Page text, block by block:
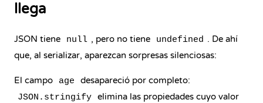
llega
JSON tiene null , pero no tiene undefined . De ahí
que, al serializar, aparezcan sorpresas silenciosas:
El campo age desapareció por completo:
JSON.stringify elimina las propiedades cuyo valor